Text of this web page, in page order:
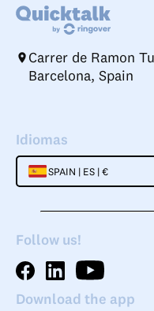
Carrer de Ramon
Barcelona, Spain
Idiomas
SPAIN | ES | €
Follow us!
Download the app